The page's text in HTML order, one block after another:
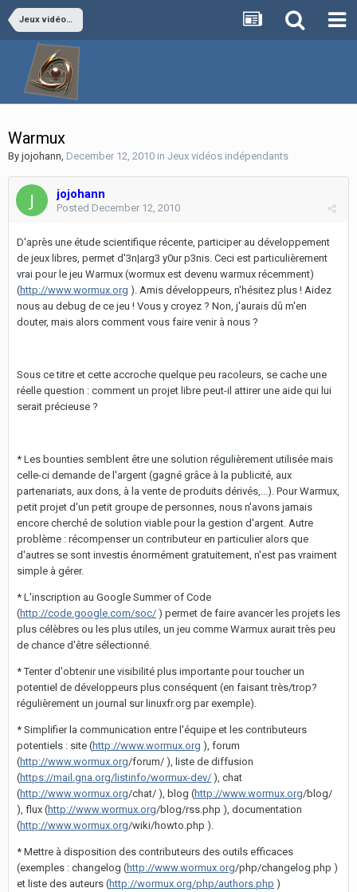
Jeux vidéos indépendants
Warmux
By jojohann, December 12, 2010 in Jeux vidéos indépendants
jojohann
Posted December 12, 2010
D'après une étude scientifique récente, participer au développement
de jeux libres, permet d'3n|arg3 y0ur p3nis. Ceci est particulièrement
vrai pour le jeu Warmux (wormux est devenu warmux récemment)
(http://www.wormux.org ). Amis développeurs, n'hésitez plus ! Aidez
nous au debug de ce jeu ! Vous y croyez ? Non, j'aurais dû m'en
douter, mais alors comment vous faire venir à nous ?
Sous ce titre et cette accroche quelque peu racoleurs, se cache une
réelle question : comment un projet libre peut-il attirer une aide qui lui
serait précieuse ?
* Les bounties semblent être une solution régulièrement utilisée mais
celle-ci demande de l'argent (gagné grâce à la publicité, aux
partenariats, aux dons, à la vente de produits dérivés,...). Pour Warmux,
petit projet d'un petit groupe de personnes, nous n'avons jamais
encore cherché de solution viable pour la gestion d'argent. Autre
problème : récompenser un contributeur en particulier alors que
d'autres se sont investis énormément gratuitement, n'est pas vraiment
simple à gérer.
* L'inscription au Google Summer of Code
(http://code.google.com/soc/ ) permet de faire avancer les projets les
plus célèbres ou les plus utiles, un jeu comme Warmux aurait très peu
de chance d'être sélectionné.
* Tenter d'obtenir une visibilité plus importante pour toucher un
potentiel de développeurs plus conséquent (en faisant très/trop?
régulièrement un journal sur linuxfr.org par exemple).
* Simplifier la communication entre l'équipe et les contributeurs
potentiels : site (http://www.wormux.org ), forum
(http://www.wormux.org/forum/ ), liste de diffusion
(https://mail.gna.org/listinfo/wormux-dev/ ), chat
(http://www.wormux.org/chat/ ), blog (http://www.wormux.org/blog/
), flux (http://www.wormux.org/blog/rss.php ), documentation
(http://www.wormux.org/wiki/howto.php ).
* Mettre à disposition des contributeurs des outils efficaces
(exemples : changelog (http://www.wormux.org/php/changelog.php )
et liste des auteurs (http://wormux.org/php/authors.php )